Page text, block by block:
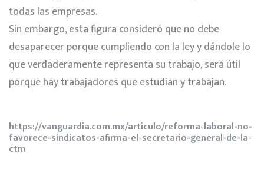
todas las empresas.
Sin embargo, esta figura consideró que no debe
desaparecer porque cumpliendo con la ley y dándole lo
que verdaderamente representa su trabajo, será útil
porque hay trabajadores que estudian y trabajan.
https://vanguardia.com.mx/articulo/reforma-laboral-no-
favorece-sindicatos-afirma-el-secretario-general-de-la-
ctm